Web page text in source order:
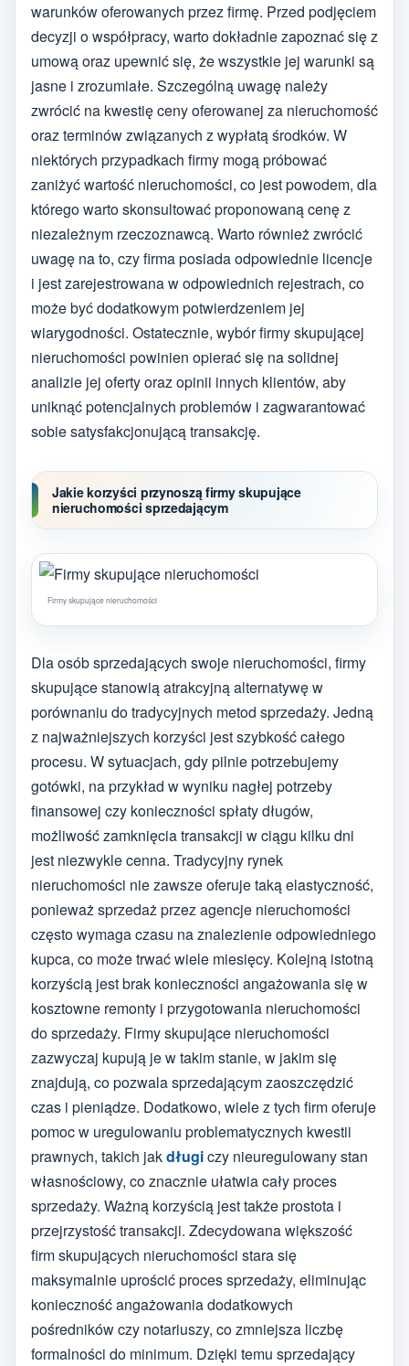
warunków oferowanych przez firmę. Przed podjęciem
decyzji o współpracy, warto dokładnie zapoznać się z
umową oraz upewnić się, że wszystkie jej warunki są
jasne i zrozumiałe. Szczególną uwagę należy
zwrócić na kwestię ceny oferowanej za nieruchomość
oraz terminów związanych z wypłatą środków. W
niektórych przypadkach firmy mogą próbować
zaniżyć wartość nieruchomości, co jest powodem, dla
którego warto skonsultować proponowaną cenę z
niezależnym rzeczoznawcą. Warto również zwrócić
uwagę na to, czy firma posiada odpowiednie licencje
i jest zarejestrowana w odpowiednich rejestrach, co
może być dodatkowym potwierdzeniem jej
wiarygodności. Ostatecznie, wybór firmy skupującej
nieruchomości powinien opierać się na solidnej
analizie jej oferty oraz opinii innych klientów, aby
uniknąć potencjalnych problemów i zagwarantować
sobie satysfakcjonującą transakcję.
Jakie korzyści przynoszą firmy skupujące
nieruchomości sprzedającym
Firmy skupujące nieruchomości
Dla osób sprzedających swoje nieruchomości, firmy
skupujące stanowią atrakcyjną alternatywę w
porównaniu do tradycyjnych metod sprzedaży. Jedną
z najważniejszych korzyści jest szybkość całego
procesu. W sytuacjach, gdy pilnie potrzebujemy
gotówki, na przykład w wyniku nagłej potrzeby
finansowej czy konieczności spłaty długów,
możliwość zamknięcia transakcji w ciągu kilku dni
jest niezwykle cenna. Tradycyjny rynek
nieruchomości nie zawsze oferuje taką elastyczność,
ponieważ sprzedaż przez agencje nieruchomości
często wymaga czasu na znalezienie odpowiedniego
kupca, co może trwać wiele miesięcy. Kolejną istotną
korzyścią jest brak konieczności angażowania się w
kosztowne remonty i przygotowania nieruchomości
do sprzedaży. Firmy skupujące nieruchomości
zazwyczaj kupują je w takim stanie, w jakim się
znajdują, co pozwala sprzedającym zaoszczędzić
czas i pieniądze. Dodatkowo, wiele z tych firm oferuje
pomoc w uregulowaniu problematycznych kwestii
prawnych, takich jakdługiczy nieuregulowany stan
własnościowy, co znacznie ułatwia cały proces
sprzedaży. Ważną korzyścią jest także prostota i
przejrzystość transakcji. Zdecydowana większość
firm skupujących nieruchomości stara się
maksymalnie uprościć proces sprzedaży, eliminując
konieczność angażowania dodatkowych
pośredników czy notariuszy, co zmniejsza liczbę
formalności do minimum. Dzięki temu sprzedający